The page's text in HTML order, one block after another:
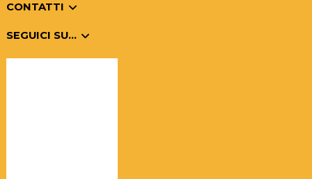
CONTATTI
SEGUICI SU...